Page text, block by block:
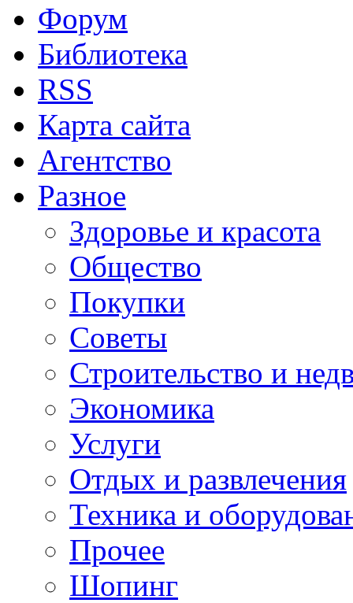
Форум
Библиотека
RSS
Карта сайта
Агентство
Разное
Здоровье и красота
Общество
Покупки
Советы
Строительство и
Экономика
Услуги
Отдых и развлечения
Техника и
Прочее
Шопинг